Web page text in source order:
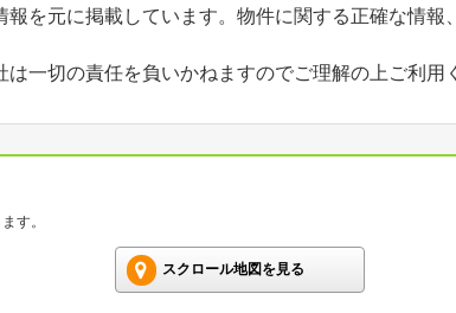
報を元に掲載しています。物件に関する正確な情
一切の責任を負いかねますのでご理解の上ご利用
す。
スクロール地図を見る